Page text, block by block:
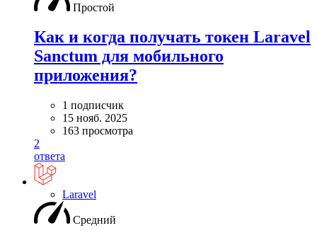
Простой
Как и когда получать токен Laravel
Sanctum для мобильного
приложения?
1 подписчик
15 нояб. 2025
163 просмотра
2
ответа
Laravel
Средний